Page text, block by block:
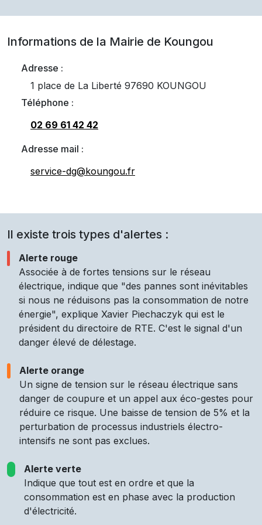
Informations de la Mairie de Koungou
Adresse :
1 place de La Liberté 97690 KOUNGOU
Téléphone :
02 69 61 42 42
Adresse mail :
service-dg@koungou.fr
Il existe trois types d'alertes :
Alerte rouge
Associée à de fortes tensions sur le réseau
électrique, indique que "des pannes sont inévitables
si nous ne réduisons pas la consommation de notre
énergie", explique Xavier Piechaczyk qui est le
président du directoire de RTE. C'est le signal d'un
danger élevé de délestage.
Alerte orange
Un signe de tension sur le réseau électrique sans
danger de coupure et un appel aux éco-gestes pour
réduire ce risque. Une baisse de tension de 5% et la
perturbation de processus industriels électro-
intensifs ne sont pas exclues.
Alerte verte
Indique que tout est en ordre et que la
consommation est en phase avec la production
d'électricité.